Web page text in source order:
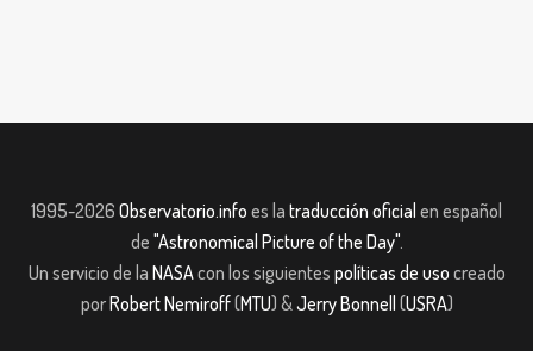
1995-2026 Observatorio.info es la traducción oficial en español
de "Astronomical Picture of the Day".
Un servicio de la NASAcon los siguientes políticas de uso creado
porRobert Nemiroff(MTU) &Jerry Bonnell (USRA)